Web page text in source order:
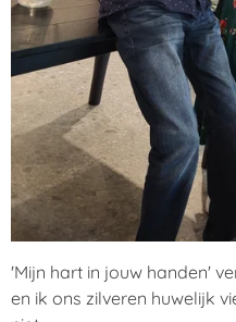
'Mijn hart in jouw handen'
en ik ons zilveren huwelijk